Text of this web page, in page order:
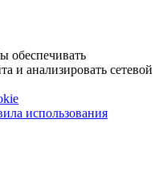
обеспечивать
и анализировать сетевой
использования